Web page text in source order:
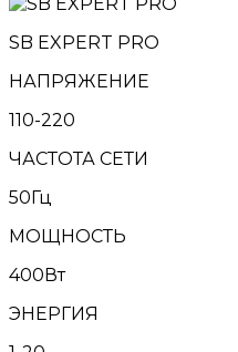
SB EXPERT PRO
НАПРЯЖЕНИЕ
110-220
ЧАСТОТА СЕТИ
50Гц
МОЩНОСТЬ
400Вт
ЭНЕРГИЯ